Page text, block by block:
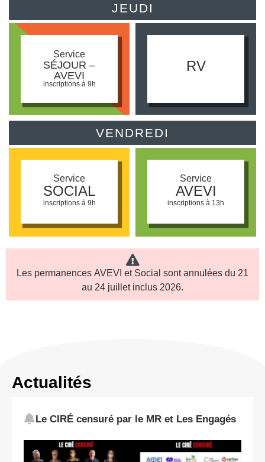
JEUDI
Service
SÉJOUR –
AVEVI
inscriptions à 9h
RV
VENDREDI
Service
SOCIAL
inscriptions à 9h
Service
AVEVI
inscriptions à 13h
Les permanences AVEVI et Social sont annulées du 21
au 24 juillet inclus 2026.
Actualités
Le CIRÉ censuré par le MR et Les Engagés